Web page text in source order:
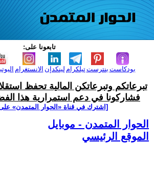
تابعونا على:
الانستغرام لينكدإن تيلكرامبنترست بودكاست
تبرعاتكم وتبرعاتكن المالية تحفظ
فشاركونا في دعم استمرارية هذا
[اشترك في قناة ‫«الحوار المتمدن»
الحوار المتمدن - موبايل
الموقع الرئيسي